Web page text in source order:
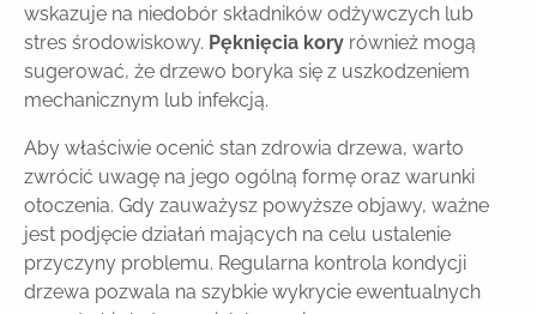
wskazuje na niedobór składników odżywczych lub
stres środowiskowy. Pęknięcia kory również mogą
sugerować, że drzewo boryka się z uszkodzeniem
mechanicznym lub infekcją.
Aby właściwie ocenić stan zdrowia drzewa, warto
zwrócić uwagę na jego ogólną formę oraz warunki
otoczenia. Gdy zauważysz powyższe objawy, ważne
jest podjęcie działań mających na celu ustalenie
przyczyny problemu. Regularna kontrola kondycji
drzewa pozwala na szybkie wykrycie ewentualnych